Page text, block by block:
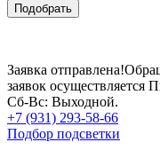
Подобрать
Заявка отправлена!
заявок осуществляется
Сб-Вс: Выходной.
+7 (931) 293-58-66
Подбор подсветки